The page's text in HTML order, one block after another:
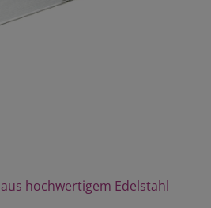
hochwertigem Edelstahl